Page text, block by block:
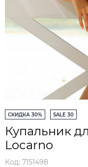
СКИДКА 30% SALE 30
Купальник
Locarno
Код: 7151498